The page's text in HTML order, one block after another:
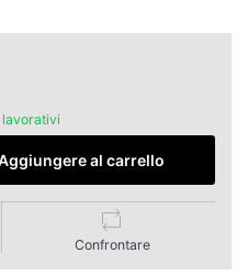
lavorativi
al carrello
Confrontare